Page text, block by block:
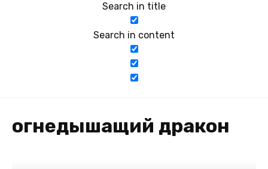
Search in title
Search in content
огнедышащий дракон